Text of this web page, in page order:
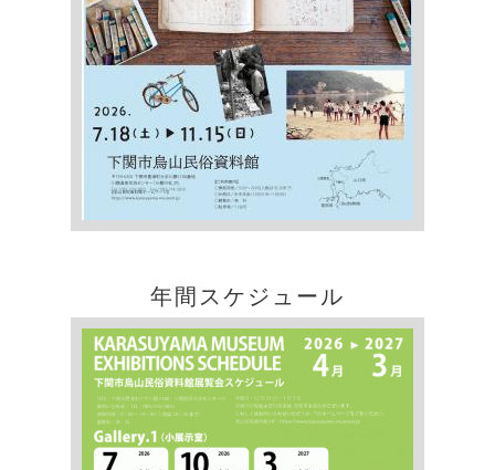
年間スケジュール